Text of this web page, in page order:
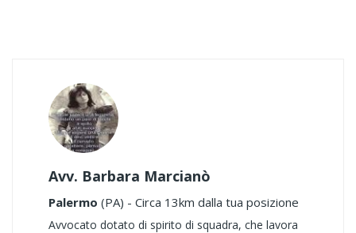
Avv. Barbara Marcianò
Palermo (PA) - Circa 13km dalla tua posizione
Avvocato dotato di spirito di squadra, che lavora